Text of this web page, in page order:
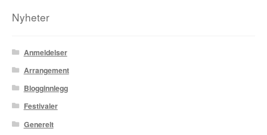
Nyheter
Anmeldelser
Arrangement
Blogginnlegg
Festivaler
Generelt